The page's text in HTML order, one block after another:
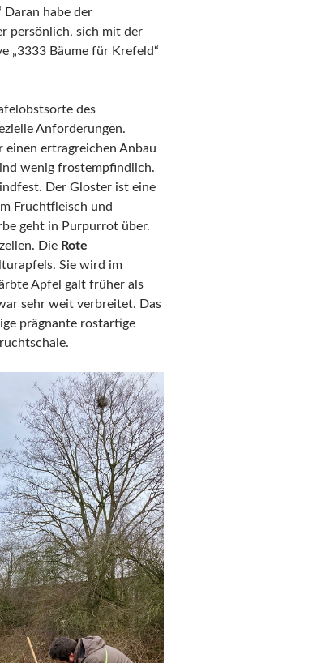
Daran habe der
persönlich, sich mit der
„3333 Bäume für Krefeld“
des
Anforderungen.
einen ertragreichen Anbau
wenig frostempfindlich.
Der Gloster ist eine
Fruchtfleisch und
geht in Purpurrot über.
Die Rote
Sie wird im
Apfel galt früher als
sehr weit verbreitet. Das
prägnante rostartige